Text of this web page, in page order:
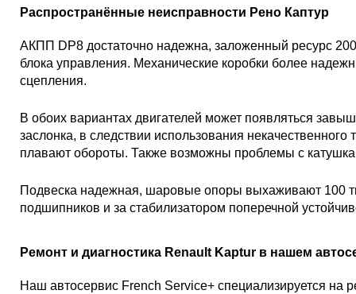
Распространённые неисправности Рено Каптур
АКПП DP8 достаточно надежна, заложенный ресурс
блока управления. Механические коробки более
сцепления.
В обоих вариантах двигателей может появляться
заслонка, в следствии использования
плавают обороты. Также возможны проблемы с
Подвеска надежная, шаровые опоры выхаживают 100
подшипников и за стабилизатором поперечной
Ремонт и диагностика Renault Kaptur в нашем
Наш автосервис French Service+ специализируется на